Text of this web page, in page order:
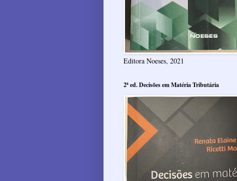
Editora Noeses, 2021
2ª ed. Decisões em Matéria Tributária